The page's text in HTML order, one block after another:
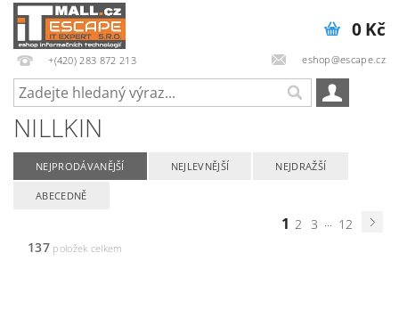
+(420) 283 872 213 eshop@escape.cz
0 Kč
NILLKIN
NEJPRODÁVANĚJŠÍ NEJLEVNĚJŠÍ NEJDRAŽŠÍ
ABECEDNĚ
1 2 3 ... 12
137položek celkem